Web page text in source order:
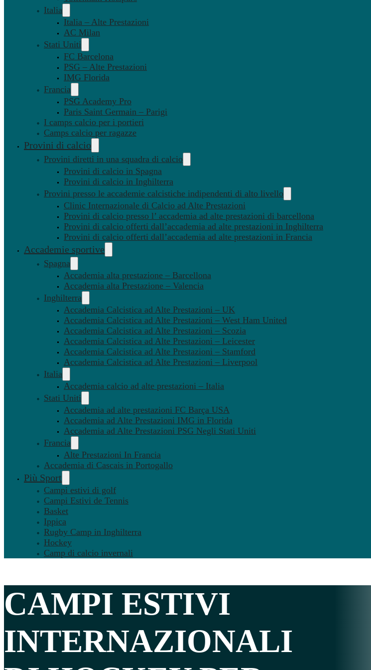
Italia
Italia – Alte Prestazioni
AC Milan
Stati Uniti
FC Barcelona
PSG – Alte Prestazioni
IMG Florida
Francia
PSG Academy Pro
Paris Saint Germain – Parigi
I camps calcio per i portieri
Camps calcio per ragazze
Provini di calcio
Provini diretti in una squadra di calcio
Provini di calcio in Spagna
Provini di calcio in Inghilterra
Provini presso le accademie calcistiche indipendenti di alto livello
Clinic Internazionale di Calcio ad Alte Prestazioni
Provini di calcio presso l’ accademia ad alte prestazioni di barcellona
Provini di calcio offerti dall’accademia ad alte prestazioni in Inghilterra
Provini di calcio offerti dall’accademia ad alte prestazioni in Francia
Accademie sportive
Spagna
Accademia alta prestazione – Barcellona
Accademia alta Prestazione – Valencia
Inghilterra
Accademia Calcistica ad Alte Prestazioni – UK
Accademia Calcistica ad Alte Prestazioni – West Ham United
Accademia Calcistica ad Alte Prestazioni – Scozia
Accademia Calcistica ad Alte Prestazioni – Leicester
Accademia Calcistica ad Alte Prestazioni – Stamford
Accademia Calcistica ad Alte Prestazioni – Liverpool
Italia
Accademia calcio ad alte prestazioni – Italia
Stati Uniti
Accademia ad alte prestazioni FC Barça USA
Accademia ad Alte Prestazioni IMG in Florida
Accademia ad Alte Prestazioni PSG Negli Stati Uniti
Francia
Alte Prestazioni In Francia
Accademia di Cascais in Portogallo
Più Sport
Campi estivi di golf
Campi Estivi de Tennis
Basket
Ippica
Rugby Camp in Inghilterra
Hockey
Camp di calcio invernali
CAMPI ESTIVI
INTERNAZIONALI